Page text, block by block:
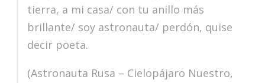
tierra, a mi casa/ con tu anillo más
brillante/ soy astronauta/ perdón, quise
decir poeta.
(Astronauta Rusa – Cielopájaro Nuestro,